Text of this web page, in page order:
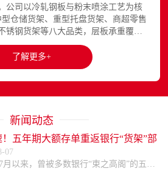
公司以冷轧钢板与粉末喷涂工艺为核
仓储货架、重型托盘货架、商超零售
锈钢货架等八大品类，层板承重覆盖
口欧美、东南亚、中东等区域市场，已
建立长期合作关系。星空平台官网提
品展示与在线咨询服务...
了解更多+
新闻动态
！五年期大额存单重返银行“货架”部
07